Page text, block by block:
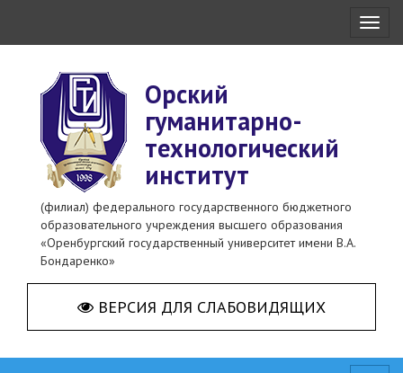
Орский
гуманитарно-
технологический
институт
(филиал) федерального государственного бюджетного
образовательного учреждения высшего образования
«Оренбургский государственный университет имени В.А.
Бондаренко»
ВЕРСИЯ ДЛЯ СЛАБОВИДЯЩИХ